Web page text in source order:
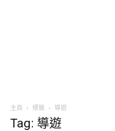
主頁 標籤 導遊
Tag: 導遊